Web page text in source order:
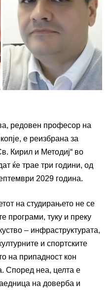
редовен професор на
е реизбрана за
Кирил и Методиј“ во
ќе трае три години, од
2029 година.
на студирањето не се
програми, туку и преку
– инфраструктурата,
и спортските
на припадност кон
Според неа, целта е
на доверба и